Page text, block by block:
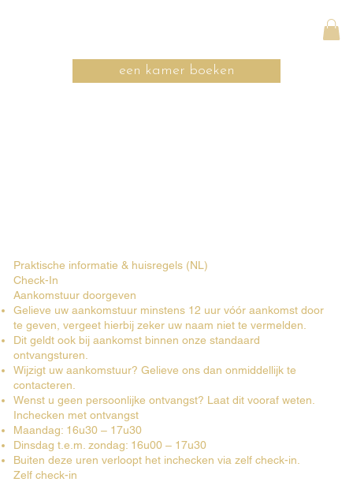
een kamer boeken
Praktische informatie & huisregels (NL)
Check-In
Aankomstuur doorgeven
Gelieve uw aankomstuur minstens 12 uur vóór aankomst door
te geven, vergeet hierbij zeker uw naam niet te vermelden.
Dit geldt ook bij aankomst binnen onze standaard
ontvangsturen.
Wijzigt uw aankomstuur? Gelieve ons dan onmiddellijk te
contacteren.
Wenst u geen persoonlijke ontvangst? Laat dit vooraf weten.
Inchecken met ontvangst
Maandag: 16u30 – 17u30
Dinsdag t.e.m. zondag: 16u00 – 17u30
Buiten deze uren verloopt het inchecken via zelf check-in.
Zelf check-in